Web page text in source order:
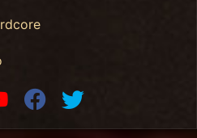
YoutubeFacebook